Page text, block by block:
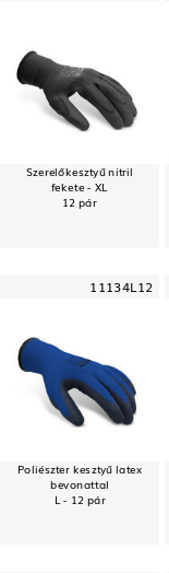
Szerelőkesztyű nitril
fekete - XL
12 pár
11134L12
Poliészter kesztyű latex
bevonattal
L - 12 pár